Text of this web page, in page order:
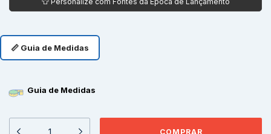
📏 Guia de Medidas
Guia de Medidas